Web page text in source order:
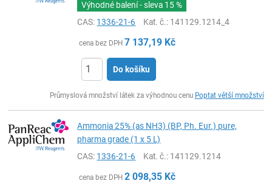
Výhodné balení - sleva 15 %
CAS: 1336-21-6 Kat. č.: 141129.1214_4
cena bez DPH 7 137,19 Kč
Do košíku
Průmyslová množství látek za výhodnou cenu Poptat větší množství
Ammonia 25% (as NH3) (BP, Ph. Eur.) pure,
pharma grade (1 x 5 L)
CAS: 1336-21-6 Kat. č.: 141129.1214
cena bez DPH 2 098,35 Kč